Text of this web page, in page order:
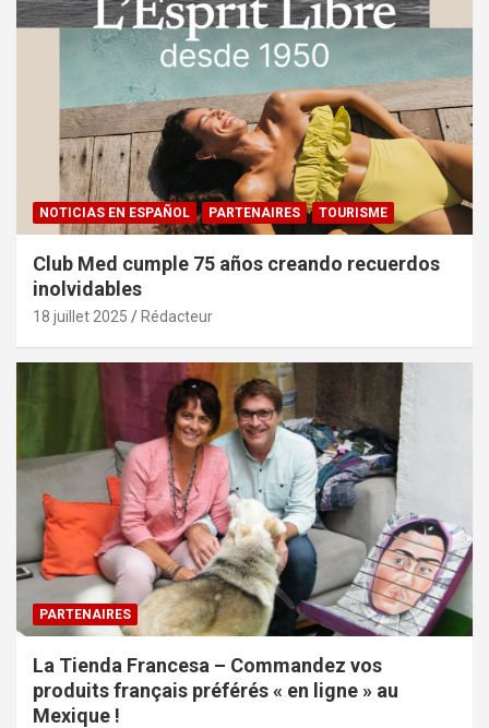
NOTICIAS EN ESPAÑOL PARTENAIRES TOURISME
Club Med cumple 75 años creando recuerdos
inolvidables
18 juillet 2025 Rédacteur
PARTENAIRES
La Tienda Francesa – Commandez vos
produits français préférés « en ligne » au
Mexique !